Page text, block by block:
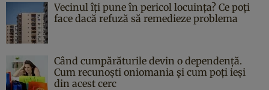
Vecinul îți pune în pericol locuința? Ce poți
face dacă refuză să remedieze problema
Când cumpărăturile devin o dependență.
Cum recunoști oniomania și cum poți ieși
din acest cerc